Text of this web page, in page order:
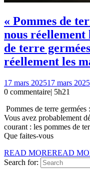
« Pommes de
nous réellement
de terre
réellement les
17 mars 202517 mars 2025
0 commentaire| 5h21
Pommes de terre
Vous avez probablement
courant : les pommes de
Que faites-vous
READ MOREREAD
Search for: